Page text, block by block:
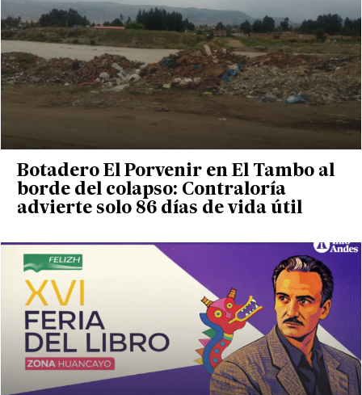
Botadero El Porvenir en El Tambo al
borde del colapso: Contraloría
advierte solo 86 días de vida útil